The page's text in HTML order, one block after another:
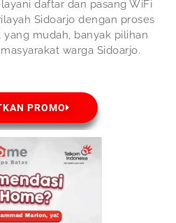
daftar dan pasang WiFi
Sidoarjo dengan proses
mudah, banyak pilihan
warga Sidoarjo.
PROMO